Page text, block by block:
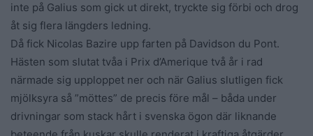
inte på Galius som gick ut direkt, tryckte sig förbi och drog
åt sig flera längders ledning.
Då fick Nicolas Bazire upp farten på Davidson du Pont.
Hästen som slutat tvåa i Prix d’Amerique två år i rad
närmade sig upploppet ner och när Galius slutligen fick
mjölksyra så ”möttes” de precis före mål – båda under
drivningar som stack hårt i svenska ögon där liknande